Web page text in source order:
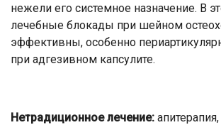
нежели его системное назначение. В
лечебные блокады при шейном
эффективны, особенно
при адгезивном капсулите.
Нетрадиционное лечение: